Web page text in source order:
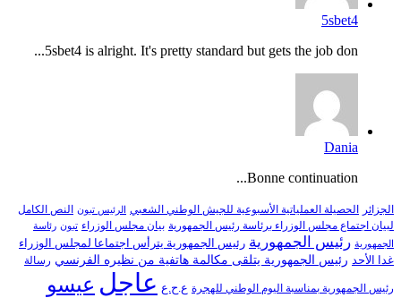
5sbet4
5sbet4 is alright. It's pretty standard but gets the job don...
Dania
Bonne continuation...
الجزائر الحصيلة العملياتية الأسبوعية للجيش الوطني الشعبي الرئيس تبون
النص الكامل
لبيان اجتماع مجلس الوزراء برئاسة رئيس الجمهورية بيان مجلس الوزراء تبون رئاسة
الجمهورية رئيس الجمهورية رئيس الجمهورية يترأس اجتماعا لمجلس الوزراء
غدا الأحد رئيس الجمهورية يتلقى مكالمة هاتفية من نظيره الفرنسي رسالة
رئيس الجمهورية بمناسبة اليوم الوطني للهجرة ع.ح.ع عاجل عيسو